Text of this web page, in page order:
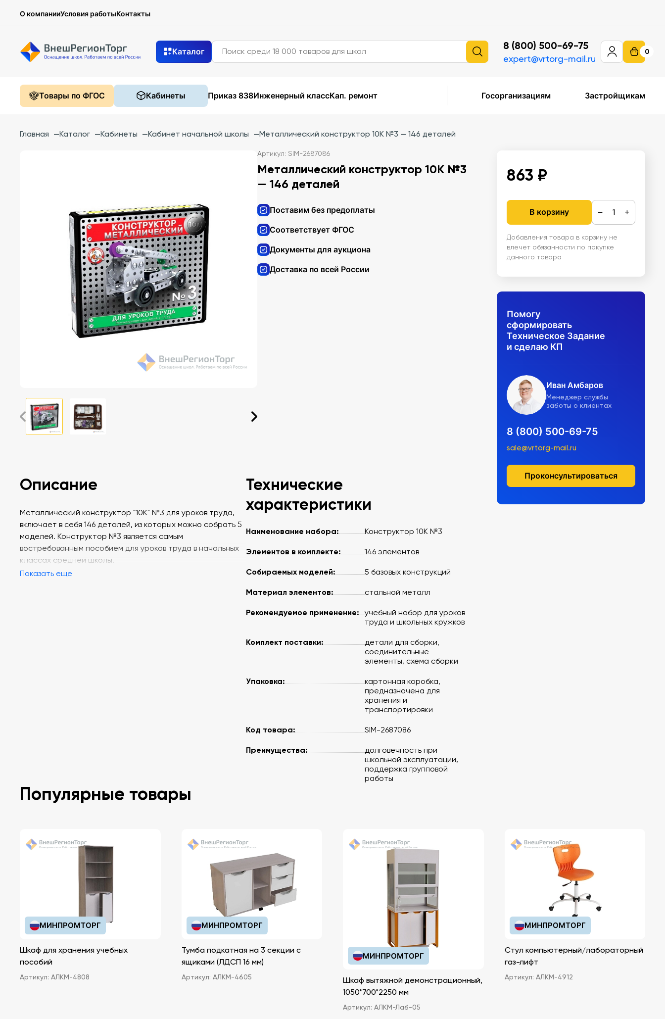
О компанииУсловия работыКонтакты
Каталог 8 (800) 500-69-75
expert@vrtorg-mail.ru
0
Товары по ФГОС Кабинеты Приказ 838Инженерный классКап. ремонт Госорганизациям Застройщикам
Главная —Каталог —Кабинеты —Кабинет начальной школы —Металлический конструктор 10К №3 — 146 деталей
Артикул: SIM-2687086
Металлический конструктор 10К №3
— 146 деталей
Поставим без предоплаты
Соответствует ФГОС
Документы для аукциона
Доставка по всей России
863 ₽
В корзину − +
Добавления товара в корзину не
влечет обязанности по покупке
данного товара
Помогу
сформировать
Техническое Задание
и сделаю КП
Иван Амбаров
Менеджер службы
заботы о клиентах
8 (800) 500-69-75
sale@vrtorg-mail.ru
Проконсультироваться
Описание
Металлический конструктор "10К" №3 для уроков труда,
включает в себя 146 деталей, из которых можно собрать 5
моделей. Конструктор №3 является самым
востребованным пособием для уроков труда в начальных
классах средней школы.
Показать еще
Технические
характеристики
Наименование набора: Конструктор 10К №3
Элементов в комплекте: 146 элементов
Собираемых моделей: 5 базовых конструкций
Материал элементов: стальной металл
Рекомендуемое применение:
учебный набор для уроков
труда и школьных кружков
Комплект поставки:
детали для сборки,
соединительные
элементы, схема сборки
Упаковка:
картонная коробка,
предназначена для
хранения и
транспортировки
Код товара: SIM-2687086
Преимущества:
долговечность при
школьной эксплуатации,
поддержка групповой
работы
Популярные товары
МИНПРОМТОРГ
Шкаф для хранения учебных
пособий
Артикул: АЛКМ-4808
МИНПРОМТОРГ
Тумба подкатная на 3 секции с
ящиками (ЛДСП 16 мм)
Артикул: АЛКМ-4605
МИНПРОМТОРГ
Шкаф вытяжной демонстрационный,
1050*700*2250 мм
Артикул: АЛКМ-Лаб-05
МИНПРОМТОРГ
Стул компьютерный/лабораторный
газ-лифт
Артикул: АЛКМ-4912